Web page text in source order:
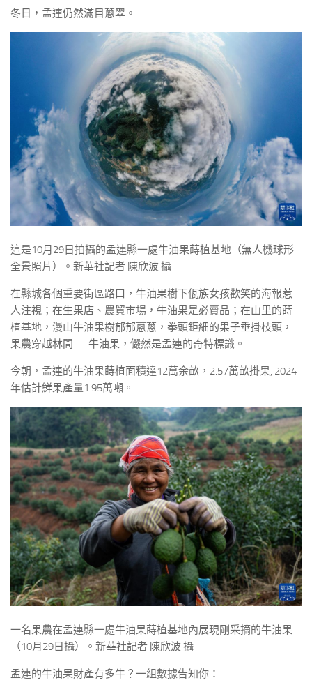
冬日，孟連仍然滿目蔥翠。
這是10月29日拍攝的孟連縣一處牛油果蒔植基地（無人機球形
全景照片）。新華社記者 陳欣波 攝
在縣城各個重要街區路口，牛油果樹下佤族女孩歡笑的海報惹
人注視；在生果店、農貿市場，牛油果是必賣品；在山里的蒔
植基地，漫山牛油果樹郁郁蔥蔥，拳頭鉅細的果子垂掛枝頭，
果農穿越林間……牛油果，儼然是孟連的奇特標識。
今朝，孟連的牛油果蒔植面積達12萬余畝，2.57萬畝掛果, 2024
年估計鮮果產量1.95萬噸。
一名果農在孟連縣一處牛油果蒔植基地內展現剛采摘的牛油果
（10月29日攝）。新華社記者 陳欣波 攝
孟連的牛油果財產有多牛？一組數據告知你：